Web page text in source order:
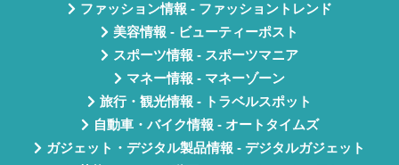
ファッション情報 - ファッショントレンド
美容情報 - ビューティーポスト
スポーツ情報 - スポーツマニア
マネー情報 - マネーゾーン
旅行・観光情報 - トラベルスポット
自動車・バイク情報 - オートタイムズ
ガジェット・デジタル製品情報 - デジタルガジェット